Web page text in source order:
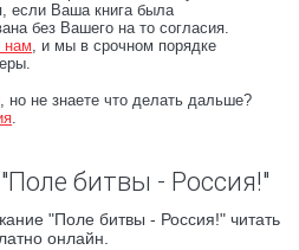
если Ваша книга была
без Вашего на то согласия.
нам, и мы в срочном порядке
но не знаете что делать дальше?
.
битвы - Россия!"
"Поле битвы - Россия!" читать
онлайн.